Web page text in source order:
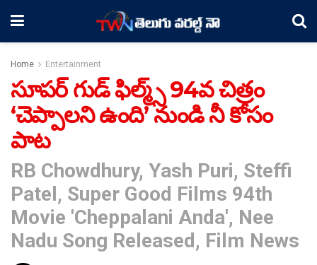
Home Entertainment
సూపర్ గుడ్ ఫిల్మ్స్ 94వ చిత్రం
‘చెప్పాలని ఉంది’ నుండి నీ కోసం
పాట
RB Chowdhury, Yash Puri, Steffi
Patel, Super Good Films 94th
Movie 'Cheppalani Anda', Nee
Nadu Song Released, Film News